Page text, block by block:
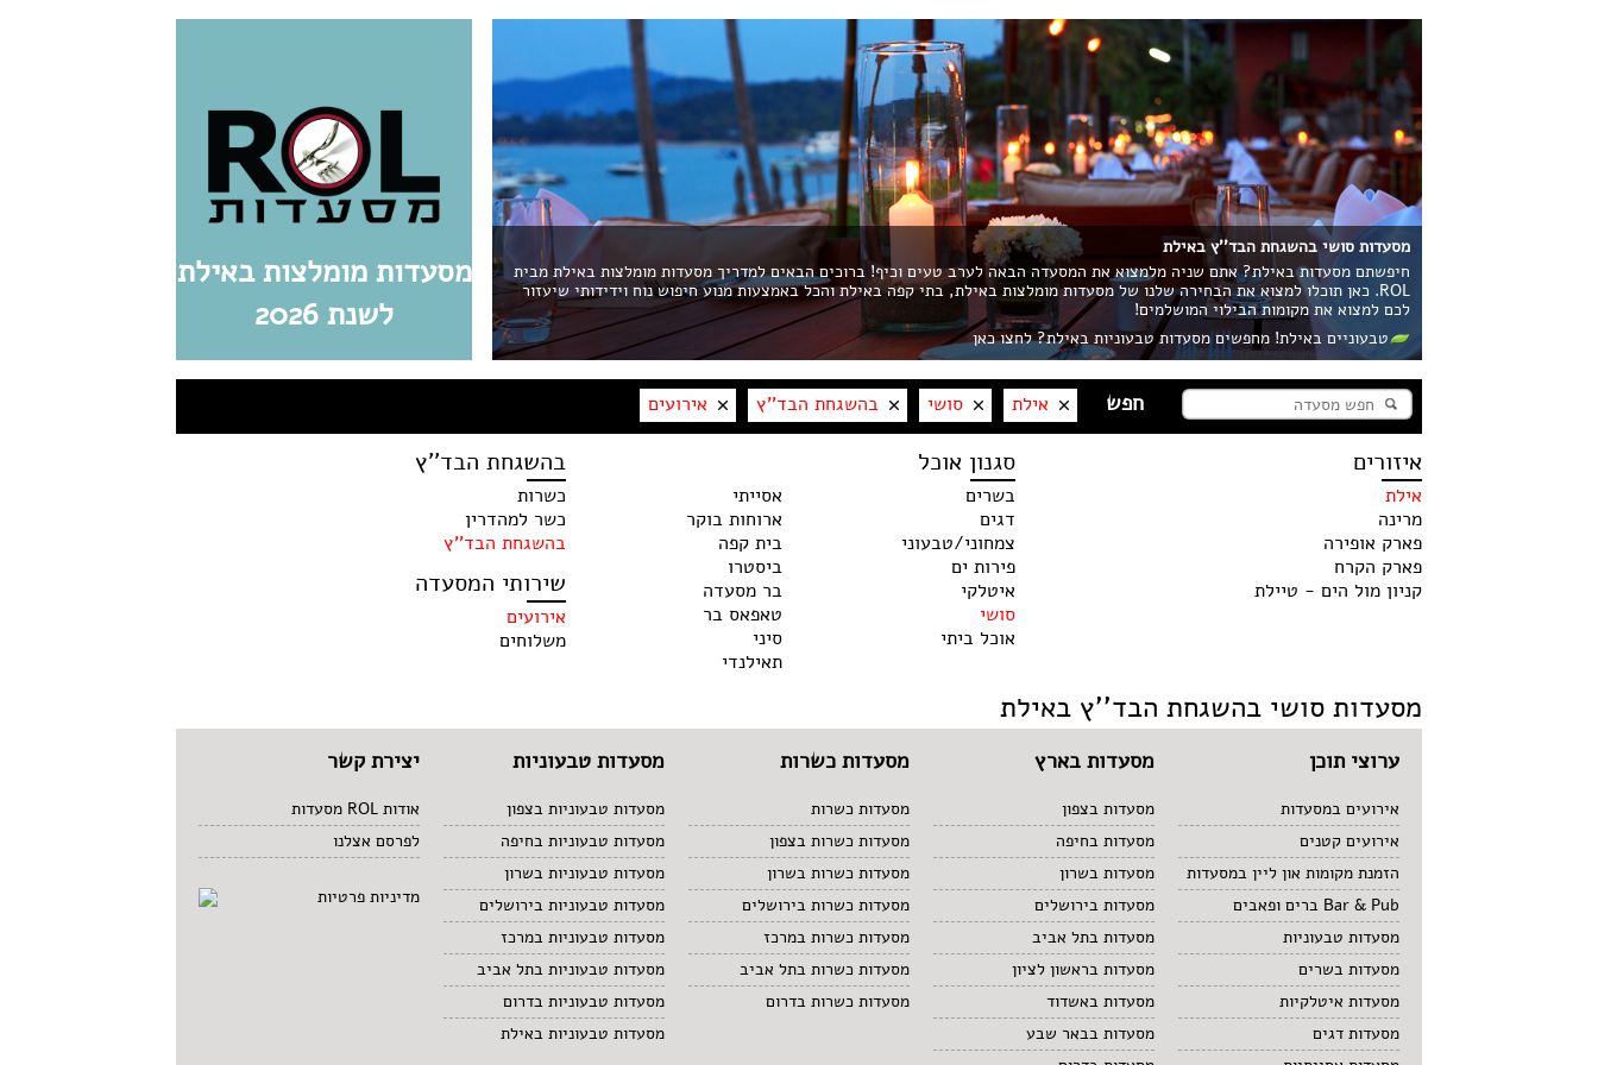
מסעדות מומלצות באילת
לשנת 2026
מסעדות סושי בהשגחת הבד''ץ באילת
חיפשתם מסעדות באילת? אתם שניה מלמצוא את המסעדה הבאה לערב טעים וכיף! ברוכים הבאים למדריך מסעדות מומלצות באילת מבית
ROL. כאן תוכלו למצוא את הבחירה שלנו של מסעדות מומלצות באילת, בתי קפה באילת והכל באמצעות מנוע חיפוש נוח וידידותי שיעזור
לכם למצוא את מקומות הבילוי המושלמים!
טבעוניים באילת! מחפשים מסעדות טבעוניות באילת? לחצו כאן
אילת סושי בהשגחת הבד''ץ אירועים
איזורים
אילת
מרינה
פארק אופירה
פארק הקרח
קניון מול הים - טיילת
סגנון אוכל
בשרים
דגים
צמחוני/טבעוני
פירות ים
איטלקי
סושי
אוכל ביתי
אסייתי
ארוחות בוקר
בית קפה
ביסטרו
בר מסעדה
טאפאס בר
סיני
תאילנדי
בהשגחת הבד''ץ
כשרות
כשר למהדרין
בהשגחת הבד''ץ
שירותי המסעדה
אירועים
משלוחים
מסעדות סושי בהשגחת הבד''ץ באילת
ערוצי תוכן
אירועים במסעדות
אירועים קטנים
הזמנת מקומות און ליין במסעדות
Bar & Pub ברים ופאבים
מסעדות טבעוניות
מסעדות בשרים
מסעדות איטלקיות
מסעדות דגים
מסעדות בארץ
מסעדות בצפון
מסעדות בחיפה
מסעדות בשרון
מסעדות בירושלים
מסעדות בתל אביב
מסעדות בראשון לציון
מסעדות באשדוד
מסעדות בבאר שבע
מסעדות כשרות
מסעדות כשרות
מסעדות כשרות בצפון
מסעדות כשרות בשרון
מסעדות כשרות בירושלים
מסעדות כשרות במרכז
מסעדות כשרות בתל אביב
מסעדות כשרות בדרום
מסעדות טבעוניות
מסעדות טבעוניות בצפון
מסעדות טבעוניות בחיפה
מסעדות טבעוניות בשרון
מסעדות טבעוניות בירושלים
מסעדות טבעוניות במרכז
מסעדות טבעוניות בתל אביב
מסעדות טבעוניות בדרום
מסעדות טבעוניות באילת
יצירת קשר
אודות ROL מסעדות
לפרסם אצלנו
מדיניות פרטיות